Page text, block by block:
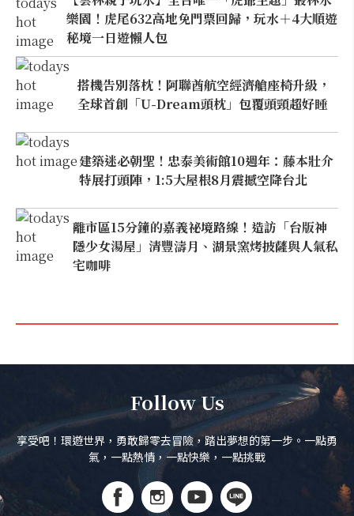
樂園！虎尾632高地免門票回歸，玩水＋4大順遊
秘境一日遊懶人包
搭機告別落枕！阿聯酋航空經濟艙座椅升級，
全球首創「U-Dream頭枕」包覆頭頸超好睡
建築迷必朝聖！忠泰美術館10週年：藤本壯介
特展打頭陣，1:5大屋根8月震撼空降台北
離市區15分鐘的嘉義祕境路線！造訪「台版神
隱少女湯屋」清豐濤月、湖景窯烤披薩與人氣私
宅咖啡
Follow Us
享受吧！環遊世界，勇敢歸零去冒險，踏出夢想的第一步。一點勇
氣，一點熱情，一點快樂，一點挑戰